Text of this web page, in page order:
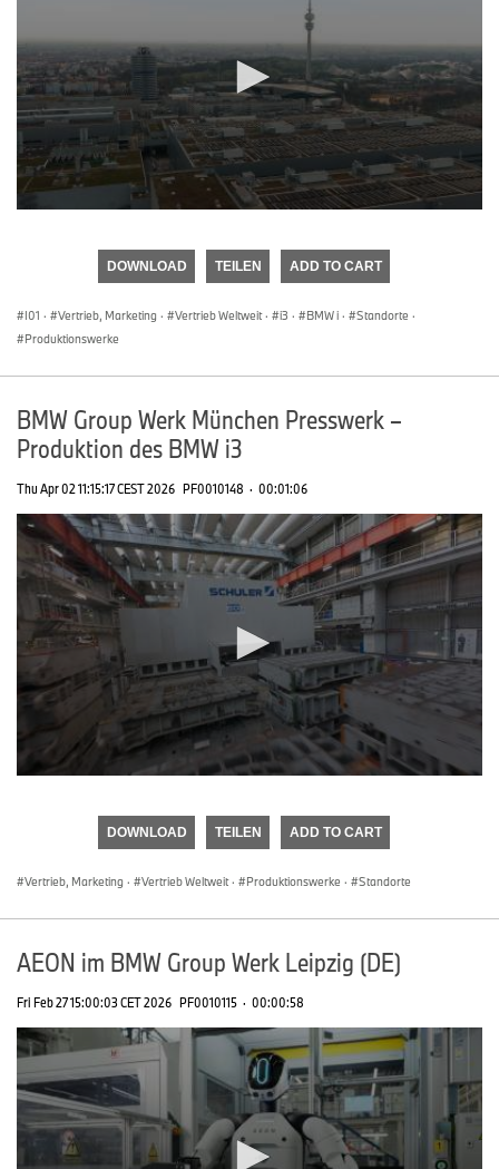
DOWNLOAD TEILEN ADD TO CART
I01 · Vertrieb, Marketing · Vertrieb Weltweit · i3 · BMW i · Standorte ·
Produktionswerke
BMW Group Werk München Presswerk –
Produktion des BMW i3
Thu Apr 02 11:15:17 CEST 2026 PF0010148 · 00:01:06
DOWNLOAD TEILEN ADD TO CART
Vertrieb, Marketing · Vertrieb Weltweit · Produktionswerke · Standorte
AEON im BMW Group Werk Leipzig (DE)
Fri Feb 27 15:00:03 CET 2026 PF0010115 · 00:00:58